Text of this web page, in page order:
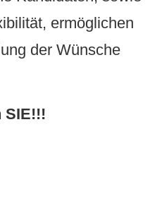
ermöglichen
der Wünsche
SIE!!!